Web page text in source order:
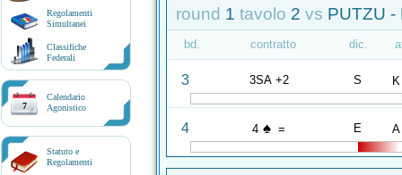
Regolamenti
Simultanei
Classifiche
Federali
7
Calendario
Agonistico
Statuto e
Regolamenti
round 1 tavolo 2 vs PUTZU -
bd. contratto dic.
3 3SA +2 S K
4 4 ♠ = E A